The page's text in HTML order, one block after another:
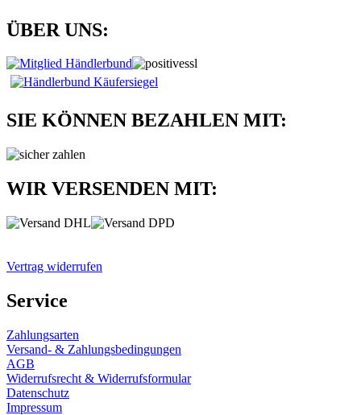
ÜBER UNS:
SIE KÖNNEN BEZAHLEN MIT:
WIR VERSENDEN MIT:
Vertrag widerrufen
Service
Zahlungsarten
Versand- & Zahlungsbedingungen
AGB
Widerrufsrecht & Widerrufsformular
Datenschutz
Impressum